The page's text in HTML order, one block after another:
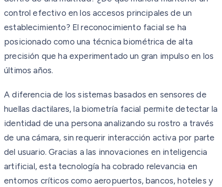
control efectivo en los accesos principales de un
establecimiento? El reconocimiento facial se ha
posicionado como una técnica biométrica de alta
precisión que ha experimentado un gran impulso en los
últimos años.
A diferencia de los sistemas basados en sensores de
huellas dactilares, la biometría facial permite detectar la
identidad de una persona analizando su rostro a través
de una cámara, sin requerir interacción activa por parte
del usuario. Gracias a las innovaciones en inteligencia
artificial, esta tecnología ha cobrado relevancia en
entornos críticos como aeropuertos, bancos, hoteles y